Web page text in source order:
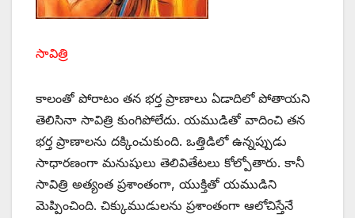
సావిత్రి
కాలంతో పోరాటం తన భర్త ప్రాణాలు ఏడాదిలో పోతాయని
తెలిసినా సావిత్రి కుంగిపోలేదు. యముడితో వాదించి తన
భర్త ప్రాణాలను దక్కించుకుంది. ఒత్తిడిలో ఉన్నప్పుడు
సాధారణంగా మనుషులు తెలివితేటలు కోల్పోతారు. కానీ
సావిత్రి అత్యంత ప్రశాంతంగా, యుక్తితో యముడిని
మెప్పించింది. చిక్కుముడులను ప్రశాంతంగా ఆలోచిస్తేనే